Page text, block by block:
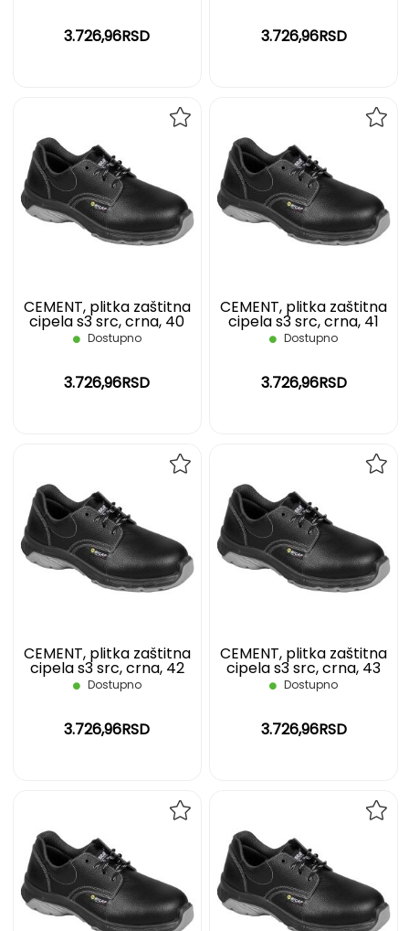
3.726,96RSD 3.726,96RSD
CEMENT, plitka zaštitna
cipela s3 src, crna, 40
Dostupno
3.726,96RSD
LISTU
ŽELJA
CEMENT, plitka zaštitna
cipela s3 src, crna, 41
Dostupno
3.726,96RSD
CEMENT, plitka zaštitna
cipela s3 src, crna, 42
Dostupno
3.726,96RSD
LISTU
ŽELJA
CEMENT, plitka zaštitna
cipela s3 src, crna, 43
Dostupno
3.726,96RSD
LISTU